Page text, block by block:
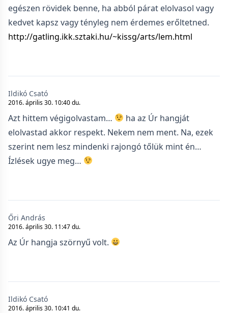
egészen rövidek benne, ha abból párat elolvasol vagy
kedvet kapsz vagy tényleg nem érdemes erőltetned.
http://gatling.ikk.sztaki.hu/~kissg/arts/lem.html
Ildikó Csató
2016. április 30. 10:40 du.
Azt hittem végigolvastam…
ha az Úr hangját
elolvastad akkor respekt. Nekem nem ment. Na, ezek
szerint nem lesz mindenki rajongó tőlük mint én…
Ízlések ugye meg…
Őri András
2016. április 30. 11:47 du.
Az Úr hangja szörnyű volt.
Ildikó Csató
2016. április 30. 10:41 du.